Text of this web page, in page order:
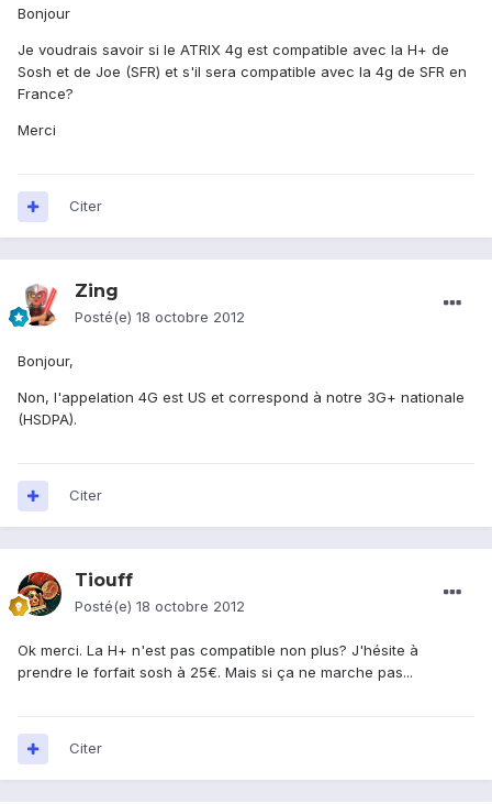
Bonjour
Je voudrais savoir si le ATRIX 4g est compatible avec la H+ de
Sosh et de Joe (SFR) et s'il sera compatible avec la 4g de SFR en
France?
Merci
Citer
Zing
Posté(e) 18 octobre 2012
Bonjour,
Non, l'appelation 4G est US et correspond à notre 3G+ nationale
(HSDPA).
Citer
Tiouff
Posté(e) 18 octobre 2012
Ok merci. La H+ n'est pas compatible non plus? J'hésite à
prendre le forfait sosh à 25€. Mais si ça ne marche pas...
Citer